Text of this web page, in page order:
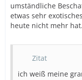
umständliche
etwas sehr
heute nicht mehr
Zitat
ich weiß meine